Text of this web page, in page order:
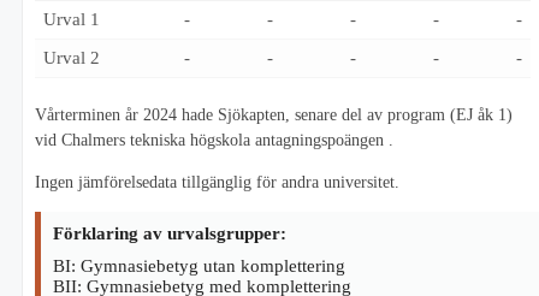
Urval 1
- - - -
-
Urval 2
- - - - -
Vårterminen år 2024 hade Sjökapten, senare del av program (EJ åk 1)
vid Chalmers tekniska högskola antagningspoängen .
Ingen jämförelsedata tillgänglig för andra universitet.
Förklaring av urvalsgrupper:
BI: Gymnasiebetyg utan komplettering
BII: Gymnasiebetyg med komplettering